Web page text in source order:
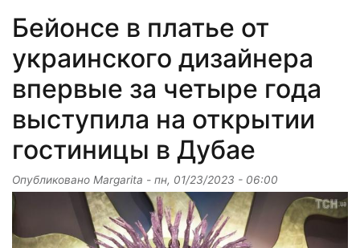
Бейонсе в платье от
украинского дизайнера
впервые за четыре года
выступила на открытии
гостиницы в Дубае
Опубликовано Margarita - пн, 01/23/2023 - 06:00